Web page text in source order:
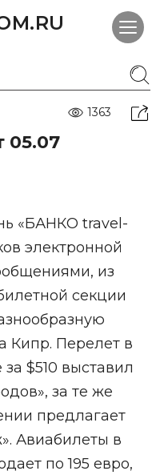
1363
05.07
«БАНКО travel-
электронной
из
секции
Кипр. Перелет в
$510 выставил
за те же
предлагает
Авиабилеты в
по 195 евро,